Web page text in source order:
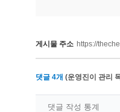
게시물 주소 https://
댓글 4개 (운영진이 관리
댓글 작성 통계